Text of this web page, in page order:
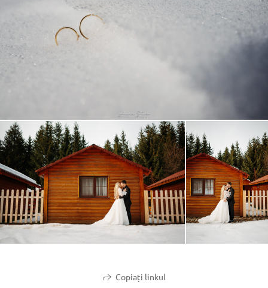
Copiați linkul